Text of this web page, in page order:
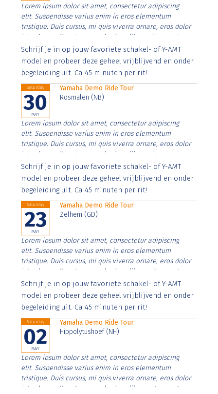
Lorem ipsum dolor sit amet, consectetur adipiscing
elit. Suspendisse varius enim in eros elementum
tristique. Duis cursus, mi quis viverra ornare, eros dolor
interdum nulla, ut commodo diam libero vitae erat.
Aenean faucibus nibh et justo cursus id rutrum lorem
imperdiet. Nunc ut sem vitae risus tristique posuere.
Schrijf je in op jouw favoriete schakel- of Y-AMT
model en probeer deze geheel vrijblijvend en onder
begeleiding uit. Ca 45 minuten per rit!
Saturday
30
MAY
Yamaha Demo Ride Tour
Rosmalen (NB)
Lorem ipsum dolor sit amet, consectetur adipiscing
elit. Suspendisse varius enim in eros elementum
tristique. Duis cursus, mi quis viverra ornare, eros dolor
interdum nulla, ut commodo diam libero vitae erat.
Aenean faucibus nibh et justo cursus id rutrum lorem
imperdiet. Nunc ut sem vitae risus tristique posuere.
Schrijf je in op jouw favoriete schakel- of Y-AMT
model en probeer deze geheel vrijblijvend en onder
begeleiding uit. Ca 45 minuten per rit!
Saturday
23
MAY
Yamaha Demo Ride Tour
Zelhem (GD)
Lorem ipsum dolor sit amet, consectetur adipiscing
elit. Suspendisse varius enim in eros elementum
tristique. Duis cursus, mi quis viverra ornare, eros dolor
interdum nulla, ut commodo diam libero vitae erat.
Aenean faucibus nibh et justo cursus id rutrum lorem
imperdiet. Nunc ut sem vitae risus tristique posuere.
Schrijf je in op jouw favoriete schakel- of Y-AMT
model en probeer deze geheel vrijblijvend en onder
begeleiding uit. Ca 45 minuten per rit!
Saturday
02
MAY
Yamaha Demo Ride Tour
Hippolytushoef (NH)
Lorem ipsum dolor sit amet, consectetur adipiscing
elit. Suspendisse varius enim in eros elementum
tristique. Duis cursus, mi quis viverra ornare, eros dolor
interdum nulla, ut commodo diam libero vitae erat.